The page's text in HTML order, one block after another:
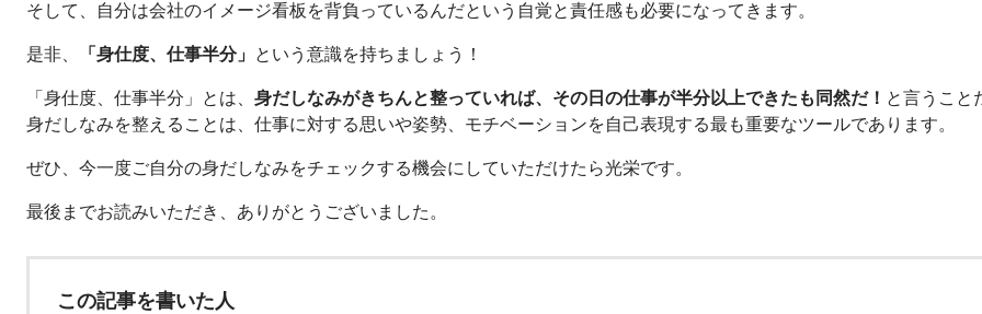
そして、自分は会社のイメージ看板を背負っているんだという自覚と責任感も必要になってきます。
是非、 「身仕度、仕事半分」 という意識を持ちましょう！
「身仕度、仕事半分」とは、 身だしなみがきちんと整っていれば、その日の仕事が半分以上できたも同然だ！ と言うこと
身だしなみを整えることは、仕事に対する思いや姿勢、モチベーションを自己表現する最も重要なツールであります。
ぜひ、今一度ご自分の身だしなみをチェックする機会にしていただけたら光栄です。
最後までお読みいただき、ありがとうございました。
この記事を書いた人